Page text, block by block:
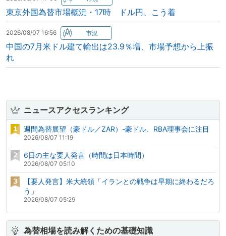
東京外国為替市場概況・17時 ドル円、こう着
2026/08/07 16:56
中国の7月米ドル建て輸出は23.9％増、市場予想から上振
れ
ニュースアクセスランキング
週間為替展望（豪ドル／ZAR）-豪ドル、RBA理事会に注目
2026/08/07 11:19
6日の主な要人発言（時間は日本時間）
2026/08/07 05:10
【要人発言】米大統領「イランとの戦争は早期に終わるだろ
う」
2026/08/07 05:29
為替相場を読み解くための基礎知識